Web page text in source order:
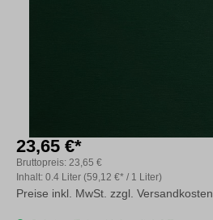
23,65 €*
Inhalt: 0.4 Liter (59,12 €* / 1 Liter)
Bruttopreis: 23,65 €
Preise inkl. MwSt. zzgl. Versandkosten